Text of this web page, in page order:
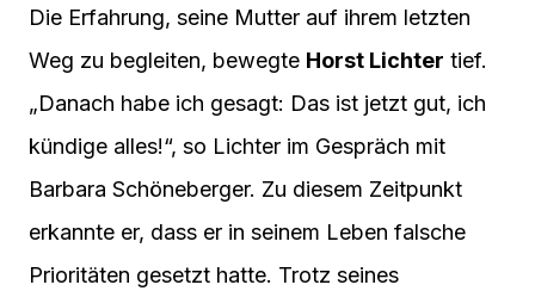
Die Erfahrung, seine Mutter auf ihrem letzten
Weg zu begleiten, bewegte Horst Lichter tief.
„Danach habe ich gesagt: Das ist jetzt gut, ich
kündige alles!“, so Lichter im Gespräch mit
Barbara Schöneberger. Zu diesem Zeitpunkt
erkannte er, dass er in seinem Leben falsche
Prioritäten gesetzt hatte. Trotz seines